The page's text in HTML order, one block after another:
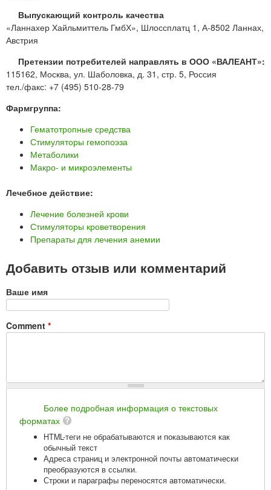
Выпускающий контроль качества
«Ланнахер Хайльмиттель ГмбХ», Шлоссплатц 1, А-8502 Ланнах,
Австрия
Претензии потребителей направлять в ООО «ВАЛЕАНТ»:
115162, Москва, ул. Шаболовка, д. 31, стр. 5, Россия
тел./факс: +7 (495) 510-28-79
Фармгруппа:
Гематотропные средства
Стимуляторы гемопоэза
Метаболики
Макро- и микроэлементы
Лечебное действие:
Лечение болезней крови
Стимуляторы кроветворения
Препараты для лечения анемии
Добавить отзыв или комментарий
Ваше имя
Comment *
Более подробная информация о текстовых
форматах
HTML-теги не обрабатываются и показываются как
обычный текст
Адреса страниц и электронной почты автоматически
преобразуются в ссылки.
Строки и параграфы переносятся автоматически.